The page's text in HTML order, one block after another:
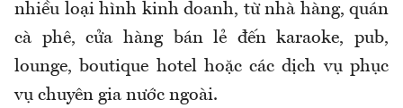
nhiều loại hình kinh doanh, từ nhà hàng, quán
cà phê, cửa hàng bán lẻ đến karaoke, pub,
lounge, boutique hotel hoặc các dịch vụ phục
vụ chuyên gia nước ngoài.